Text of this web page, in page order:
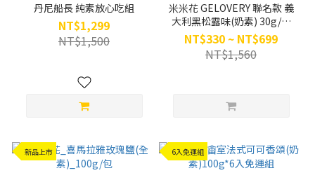
丹尼船長 純素放心吃組
NT$1,299
NT$1,500
米米花 GELOVERY 聯名款 義
大利黑松露味(奶素) 30g/包
(效期 : 2026.10)
NT$330 ~ NT$699
NT$1,560
新品上市 6入免運組